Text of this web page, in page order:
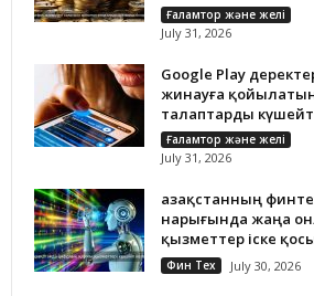
Ғаламтор және желі
July 31, 2026
Google Play
жинауға
талаптарды
Ғаламтор және желі
July 31, 2026
Қазақстанның
нарығында жаңа
қызметтер іске
Фин Тех July 30, 2026